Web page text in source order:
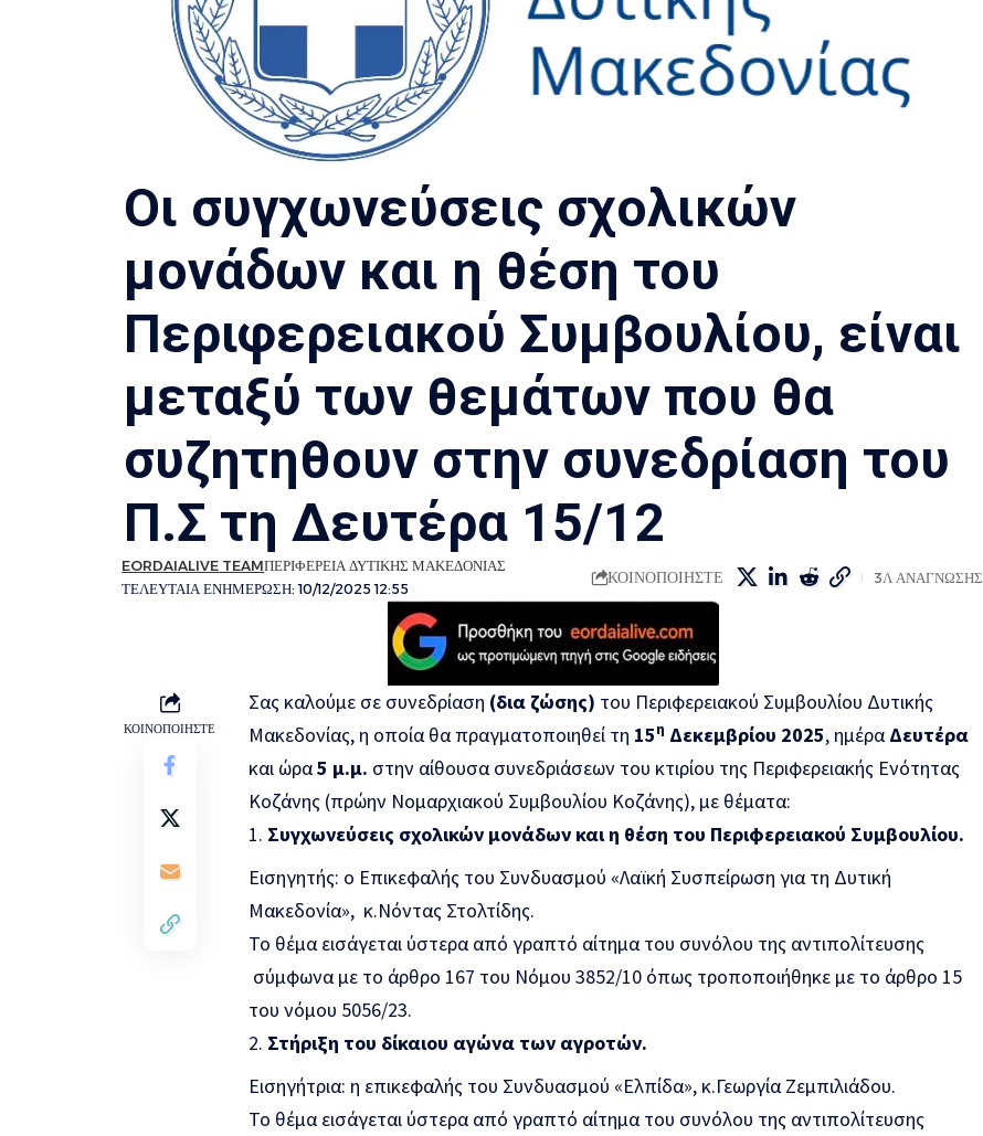
Οι συγχωνεύσεις σχολικών
μονάδων και η θέση του
Περιφερειακού Συμβουλίου, είναι
μεταξύ των θεμάτων που θα
συζητηθουν στην συνεδρίαση του
Π.Σ τη Δευτέρα 15/12
ΤΕΛΕΥΤΑΙΑ ΕΝΗΜΕΡΩΣΗ: 10/12/2025 12:55
EORDAIALIVE TEAMΠΕΡΙΦΕΡΕΙΑ ΔΥΤΙΚΗΣ ΜΑΚΕΔΟΝΙΑΣ
ΚΟΙΝΟΠΟΙΗΣΤΕ 3Λ ΑΝΑΓΝΩΣΗΣ
ΚΟΙΝΟΠΟΙΗΣΤΕ
Σας καλούμε σε συνεδρίαση (δια ζώσης) του Περιφερειακού Συμβουλίου Δυτικής
Μακεδονίας, η οποία θα πραγματοποιηθεί τη 15η Δεκεμβρίου 2025, ημέραΔευτέρα
και ώρα5 μ.μ. στην αίθουσα συνεδριάσεων του κτιρίου της Περιφερειακής Ενότητας
Κοζάνης (πρώην Νομαρχιακού Συμβουλίου Κοζάνης), με θέματα:
Συγχωνεύσεις σχολικών μονάδων και η θέση του Περιφερειακού Συμβουλίου.
Εισηγητής: ο Επικεφαλής του Συνδυασμού «Λαϊκή Συσπείρωση για τη Δυτική
Μακεδονία», κ.Νόντας Στολτίδης.
Το θέμα εισάγεται ύστερα από γραπτό αίτημα του συνόλου της αντιπολίτευσης
σύμφωνα με το άρθρο 167 του Νόμου 3852/10 όπως τροποποιήθηκε με το άρθρο 15
του νόμου 5056/23.
Στήριξη του δίκαιου αγώνα των αγροτών.
Εισηγήτρια: η επικεφαλής του Συνδυασμού «Ελπίδα», κ.Γεωργία Ζεμπιλιάδου.
Το θέμα εισάγεται ύστερα από γραπτό αίτημα του συνόλου της αντιπολίτευσης